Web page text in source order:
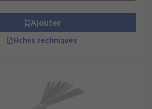
Ajouter
Fiches techniques